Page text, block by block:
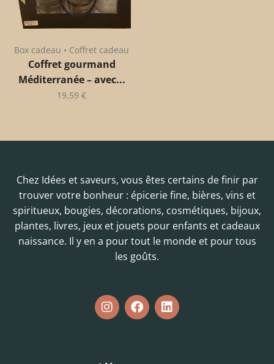
Box cadeau • Coffret cadeau
Coffret gourmand
Méditerranée – avec...
19,59 €
Chez Idées et saveurs, vous êtes certains de finir par
trouver votre bonheur : épicerie fine, bières, vins et
spiritueux, bougies, décorations, cosmétiques, bijoux,
plantes, livres, jeux et jouets pour enfants et cadeaux
naissance. Il y en a pour tout le monde et pour tous
les goûts.